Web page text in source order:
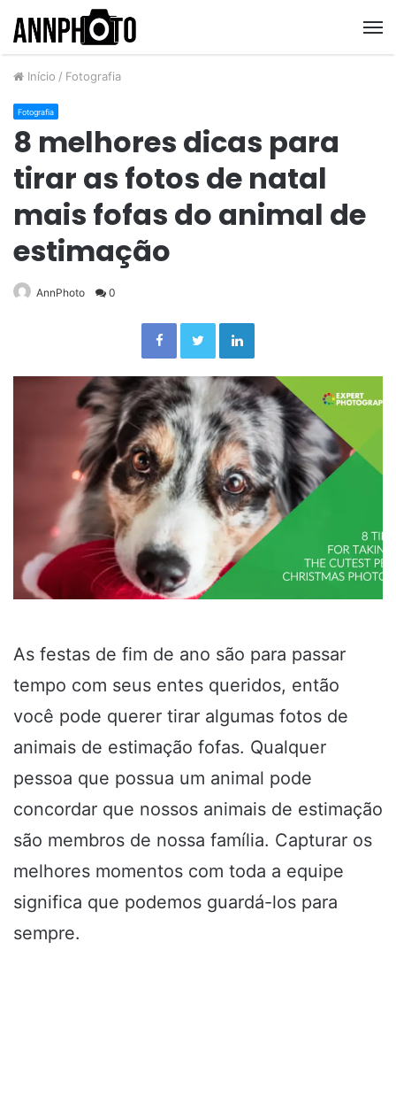
Início / Fotografia
Fotografia
8 melhores dicas para
tirar as fotos de natal
mais fofas do animal de
estimação
AnnPhoto 0
FacebookTwitterLinkedin
As festas de fim de ano são para passar
tempo com seus entes queridos, então
você pode querer tirar algumas fotos de
animais de estimação fofas. Qualquer
pessoa que possua um animal pode
concordar que nossos animais de estimação
são membros de nossa família. Capturar os
melhores momentos com toda a equipe
significa que podemos guardá-los para
sempre.